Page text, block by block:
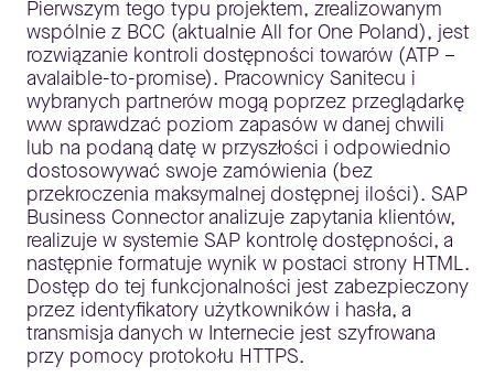
Pierwszym tego typu projektem, zrealizowanym
wspólnie z BCC (aktualnie All for One Poland), jest
rozwiązanie kontroli dostępności towarów (ATP –
avalaible-to-promise). Pracownicy Sanitecu i
wybranych partnerów mogą poprzez przeglądarkę
www sprawdzać poziom zapasów w danej chwili
lub na podaną datę w przyszłości i odpowiednio
dostosowywać swoje zamówienia (bez
przekroczenia maksymalnej dostępnej ilości). SAP
Business Connector analizuje zapytania klientów,
realizuje w systemie SAP kontrolę dostępności, a
następnie formatuje wynik w postaci strony HTML.
Dostęp do tej funkcjonalności jest zabezpieczony
przez identyfikatory użytkowników i hasła, a
transmisja danych w Internecie jest szyfrowana
przy pomocy protokołu HTTPS.